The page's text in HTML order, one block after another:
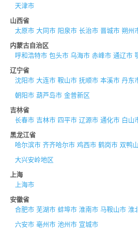
天津市
山西省
太原市 大同市 阳泉市 长治市 晋城市 朔州
内蒙古自治区
呼和浩特市 包头市 乌海市 赤峰市 通辽市
辽宁省
沈阳市 大连市 鞍山市 抚顺市 本溪市 丹东
朝阳市 葫芦岛市 金普新区
吉林省
长春市 吉林市 四平市 辽源市 通化市 白山
黑龙江省
哈尔滨市 齐齐哈尔市 鸡西市 鹤岗市 双鸭
大兴安岭地区
上海
上海市
安徽省
合肥市 芜湖市 蚌埠市 淮南市 马鞍山市 淮
六安市 亳州市 池州市 宣城市